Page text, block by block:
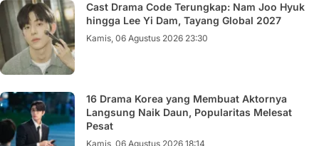
Cast Drama Code Terungkap: Nam Joo Hyuk
hingga Lee Yi Dam, Tayang Global 2027
Kamis, 06 Agustus 2026 23:30
16 Drama Korea yang Membuat Aktornya
Langsung Naik Daun, Popularitas Melesat
Pesat
Kamis, 06 Agustus 2026 18:14